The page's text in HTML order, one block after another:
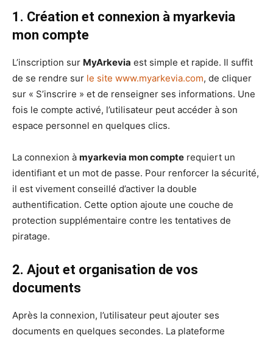
1. Création et connexion à myarkevia
mon compte
L’inscription sur MyArkevia est simple et rapide. Il suffit
de se rendre sur le site www.myarkevia.com, de cliquer
sur « S’inscrire » et de renseigner ses informations. Une
fois le compte activé, l’utilisateur peut accéder à son
espace personnel en quelques clics.
La connexion à myarkevia mon compte requiert un
identifiant et un mot de passe. Pour renforcer la sécurité,
il est vivement conseillé d’activer la double
authentification. Cette option ajoute une couche de
protection supplémentaire contre les tentatives de
piratage.
2. Ajout et organisation de vos
documents
Après la connexion, l’utilisateur peut ajouter ses
documents en quelques secondes. La plateforme